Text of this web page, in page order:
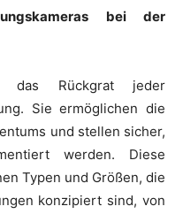
bei der
das Rückgrat jeder
Sie ermöglichen die
und stellen sicher,
werden. Diese
Typen und Größen, die
konzipiert sind, von